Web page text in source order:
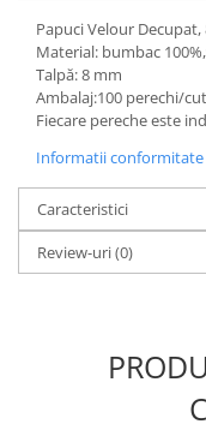
Papuci Velour Decupat,
Material: bumbac
Talpă: 8 mm
Ambalaj:100 perechi/
Fiecare pereche este
Informatii
Caracteristici
Review-uri(0)